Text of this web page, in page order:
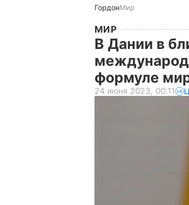
ГордонМир
МИР
В Дании в
формуле
24 июня 2023, 00.11